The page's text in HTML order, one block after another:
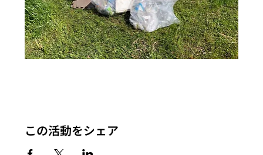
この活動をシェア